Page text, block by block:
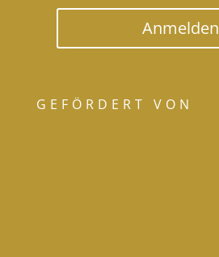
Anmelden
GEFÖRDERT VON